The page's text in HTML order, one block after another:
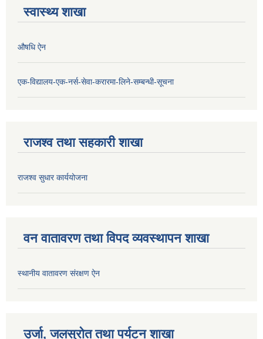
स्वास्थ्य शाखा
औषधि ऐन
एक-विद्यालय-एक-नर्स-सेवा-करारमा-लिने-सम्बन्धी-सूचना
राजश्व तथा सहकारी शाखा
राजश्व सुधार कार्ययोजना
वन वातावरण तथा विपद व्यवस्थापन शाखा
स्थानीय वातावरण संरक्षण ऐन
उर्जा, जलस्रोत तथा पर्यटन शाखा